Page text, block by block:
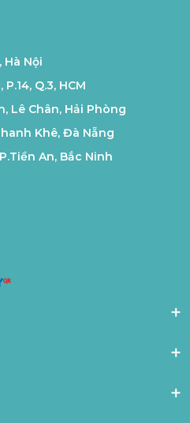
Hà Nội
Q.3, HCM
Lê Chân, Hải Phòng
Khê, Đà Nẵng
An, Bắc Ninh